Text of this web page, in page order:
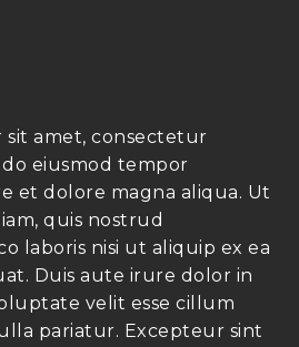
sit amet, consectetur
eiusmod tempor
et dolore magna aliqua. Ut
quis nostrud
laboris nisi ut aliquip ex ea
Duis aute irure dolor in
velit esse cillum
pariatur. Excepteur sint